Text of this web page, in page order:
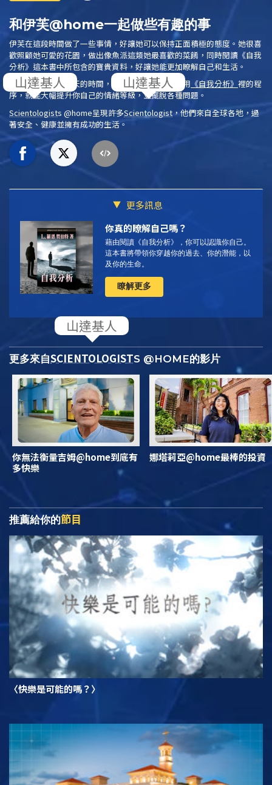
和伊芙@home一起做些有趣的事
伊芙在這段時間做了一些事情，好讓她可以保持正面積極的態度。她很喜
歡照顧她可愛的花園，做出像魚派這類她最喜歡的菜餚，同時閱讀 《自我
分析》 這本書中所包含的寶貴資料，好讓她能更加瞭解自己和生活。
每週只要挑一、兩天的時間，每次至少半小時，應用 《自我分析》 裡的程
序，就能大幅提升你自己的情緒等級，並擺脫各種問題。
Scientologists @home呈現許多Scientologist ，他們來自全球各地，過
著安全、健康並擁有成功的生活。
更多訊息
你真的瞭解自己嗎？
藉由閱讀 《自我分析》，你可以認識你自己。
這本書將帶領你穿越你的過去、你的潛能，以
及你的生命。
瞭解更多
更多來自SCIENTOLOGISTS @HOME的影片
你無法衡量吉姆@home到底有
多快樂
娜塔莉亞@home最棒的投資
推薦給你的節目
〈快樂是可能的嗎？〉